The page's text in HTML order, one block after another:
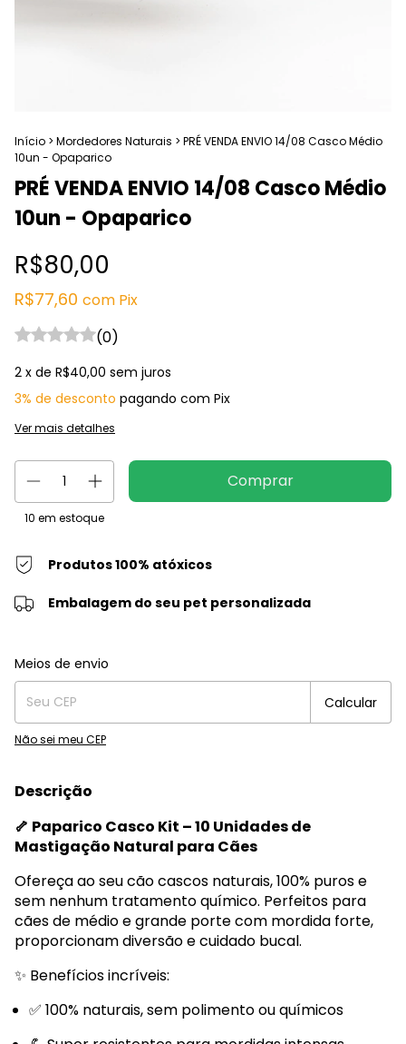
Início > Mordedores Naturais > PRÉ VENDA ENVIO 14/08 Casco Médio
10un - Opaparico
PRÉ VENDA ENVIO 14/08 Casco Médio
10un - Opaparico
R$80,00
R$77,60 com Pix
(0)
2 x de R$40,00 sem juros
3% de desconto pagando com Pix
Ver mais detalhes
10 em estoque
Produtos 100% atóxicos
Embalagem do seu pet personalizada
Entregas para o CEP:
Meios de envio
Calcular
Não sei meu CEP
Descrição
🦴 Paparico Casco Kit – 10 Unidades de
Mastigação Natural para Cães
Ofereça ao seu cão cascos naturais, 100% puros e
sem nenhum tratamento químico. Perfeitos para
cães de médio e grande porte com mordida forte,
proporcionam diversão e cuidado bucal.
✨ Benefícios incríveis:
✅ 100% naturais, sem polimento ou químicos